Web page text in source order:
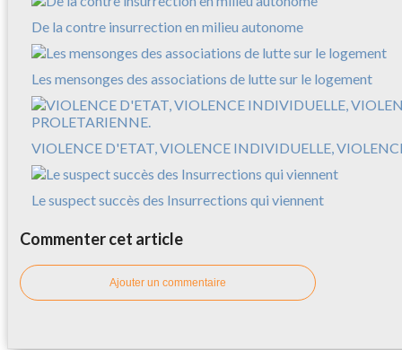
De la contre insurrection en milieu autonome
Les mensonges des associations de lutte sur le logement
VIOLENCE D'ETAT, VIOLENCE INDIVIDUELLE,
Le suspect succès des Insurrections qui viennent
Commenter cet article
Ajouter un commentaire